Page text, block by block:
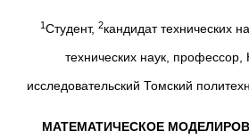
1Студент, 2кандидат технических
технических наук,
исследовательский Томский
МАТЕМАТИЧЕСКОЕ